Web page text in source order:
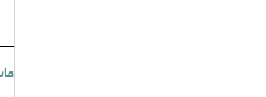
مشتریان گرامی، برای
با کارشناسان صنعت پتاس
در سریع‌ترین زمان، پاسخ خود
آیا شرکت صنعت پتاس آسیا